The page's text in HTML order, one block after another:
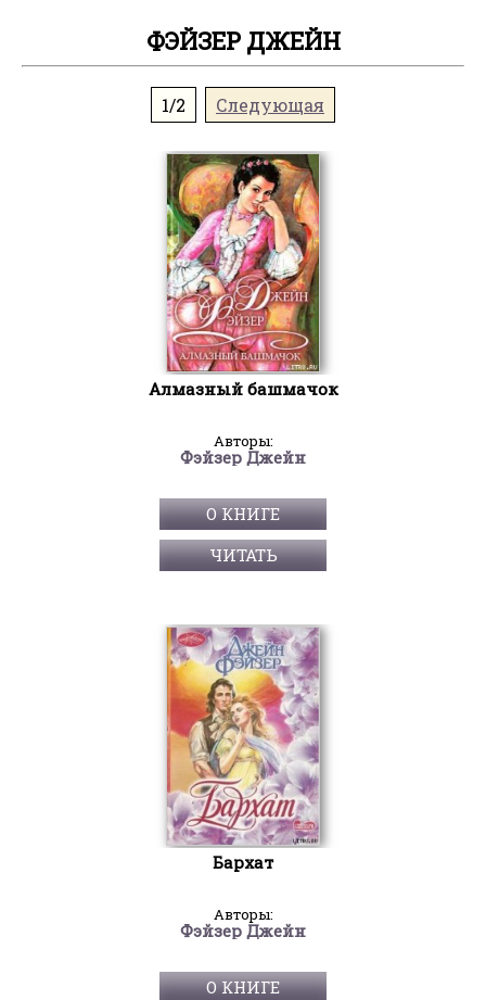
ФЭЙЗЕР ДЖЕЙН
1/2 Следующая
Алмазный башмачок
Авторы:
Фэйзер Джейн
О КНИГЕ
ЧИТАТЬ
Бархат
Авторы:
Фэйзер Джейн
О КНИГЕ